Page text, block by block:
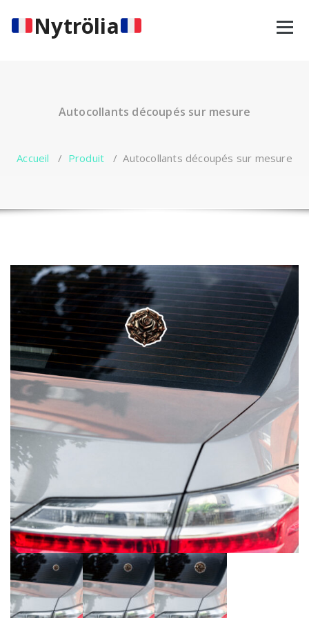
contenuNytrölia
Autocollants découpés sur mesure
Accueil / Produit /Autocollants découpés sur mesure